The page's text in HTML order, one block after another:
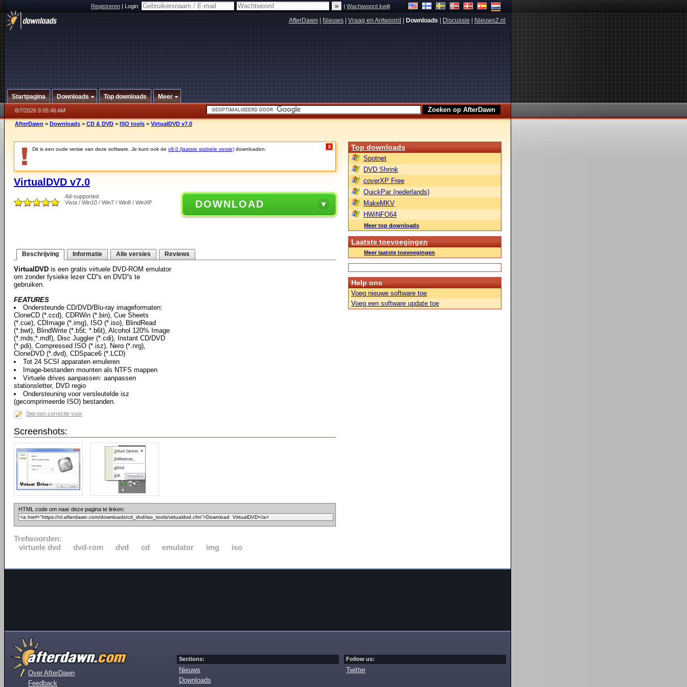
Registreren|Login: |Wachtwoord kwijt
AfterDawn Nieuws Vraag en Antwoord Downloads Discussie Nieuws2.nl
Startpagina Downloads Top downloads Meer
8/7/2026 9:05:46 AM
AfterDawn > Downloads > CD & DVD > ISO tools > VirtualDVD v7.0
Dit is een oude versie van deze software. Je kunt ook de v9.0 (laatste stabiele versie) downloaden. X
VirtualDVD v7.0
Ad-supported
Vista / Win10 / Win7 / Win8 / WinXP
DOWNLOAD
Beschrijving Informatie Alle versies Reviews
VirtualDVD is een gratis virtuele DVD-ROM emulator
om zonder fysieke lezer CD''s en DVD''s te
gebruiken.
FEATURES
Ondersteunde CD/DVD/Blu-ray imageformaten:
CloneCD (*.ccd), CDRWin (*.bin), Cue Sheets
(*.cue), CDImage (*.img), ISO (*.iso), BlindRead
(*.bwt), BlindWrite (*.b5t; *.b6t), Alcohol 120% Image
(*.mds;*.mdf), Disc Juggler (*.cdi), Instant CD/DVD
(*.pdi), Compressed ISO (*.isz), Nero (*.nrg),
CloneDVD (*.dvd), CDSpace6 (*.LCD)
Tot 24 SCSI apparaten emuleren
Image-bestanden mounten als NTFS mappen
Virtuele drives aanpassen: aanpassen
stationsletter, DVD regio
Ondersteuning voor versleutelde isz
(gecomprimeerde ISO) bestanden.
Stel een correctie voor
Screenshots:
HTML code om naar deze pagina te linken:
Trefwoorden:
virtuele dvd
dvd-rom dvd cd emulator img iso
Top downloads
Spotnet
DVD Shrink
coverXP Free
QuickPar (nederlands)
MakeMKV
HWiNFO64
Meer top downloads
Laatste toevoegingen
Meer laatste toevoegingen
Help ons
Voeg nieuwe software toe
Voeg een software update toe
Over AfterDawn
Feedback
Sections:
Nieuws
Downloads
Follow us:
Twitter